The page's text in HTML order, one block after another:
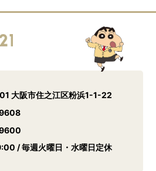
大阪市住之江区粉浜1-1-22
/ 毎週火曜日・水曜日定休